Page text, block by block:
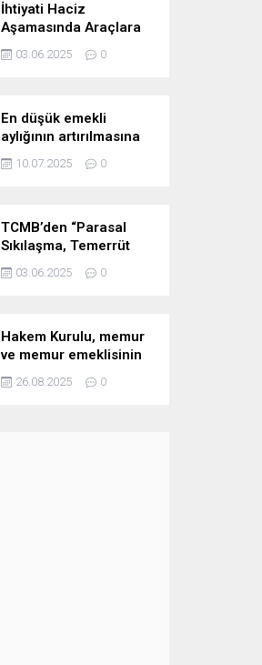
İhtiyati Haciz
Aşamasında Araçlara
Yakalama Şerhi
Konulamaz!
03.06.2025 0
En düşük emekli
aylığının artırılmasına
yönelik teklif kabul
edildi
10.07.2025 0
TCMB’den “Parasal
Sıkılaşma, Temerrüt
Riski ve Firmaların
Konut Satışı” analizi
03.06.2025 0
Hakem Kurulu, memur
ve memur emeklisinin
zammını belirledi
26.08.2025 0